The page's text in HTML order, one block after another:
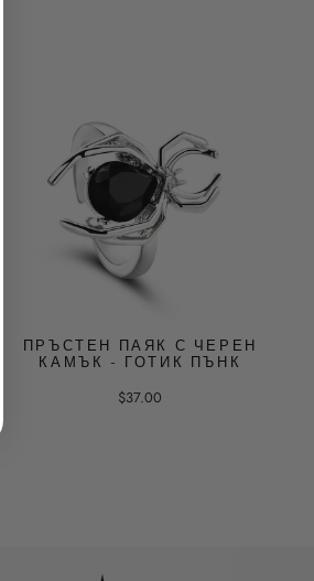
ПРЪСТЕН ПАЯК С ЧЕРЕН
КАМЪК - ГОТИК ПЪНК
$37.00